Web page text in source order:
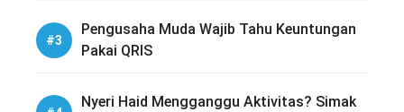
Pengusaha Muda Wajib Tahu Keuntungan
Pakai QRIS
Nyeri Haid Mengganggu Aktivitas? Simak